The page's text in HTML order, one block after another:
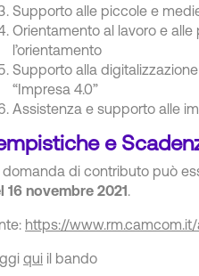
Supporto alle piccole e
Orientamento al lavoro e
l’orientamento
Supporto alla
“Impresa 4.0”
Assistenza e supporto alle
e
domanda di contributo può
16 novembre 2021
https://www.rm.camcom.it/
qui il bando